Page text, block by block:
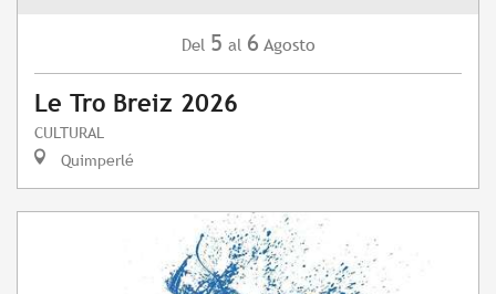
Del 5 al 6 Agosto
Le Tro Breiz 2026
CULTURAL
Quimperlé